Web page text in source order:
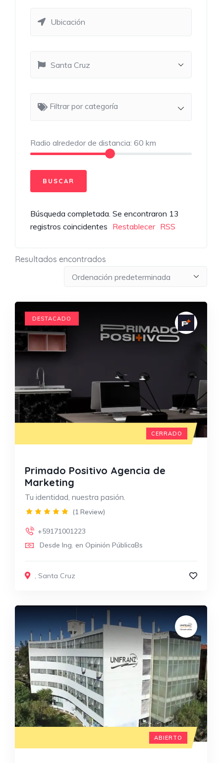
Filtrar por categoría
Radio alrededor de distancia: 60 km
Búsqueda completada. Se encontraron 13
registros coincidentes Restablecer RSS
Resultados encontrados
DESTACADO
CERRADO
Primado Positivo Agencia de
Marketing
Tu identidad, nuestra pasión.
(1 Review)
+59171001223
Desde Ing. en Opinión PúblicaBs
, Santa Cruz
ABIERTO